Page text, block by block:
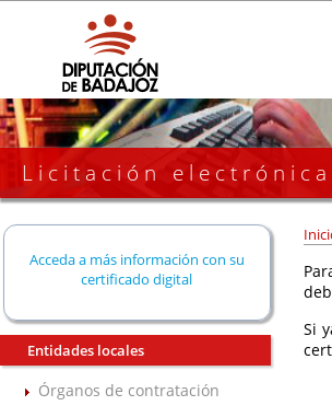
Licitación
Acceda a más información con su
certificado digital
Entidades locales
Órganos de contratación
Si